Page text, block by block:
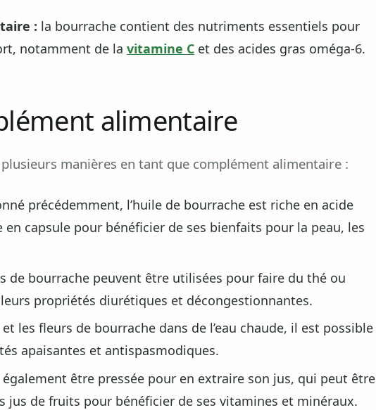
: la bourrache contient des nutriments essentiels pour
notamment de lavitamine C et des acides gras oméga-6.
alimentaire
manières en tant que complément alimentaire :
précédemment, l’huile de bourrache est riche en acide
capsule pour bénéficier de ses bienfaits pour la peau, les
de bourrache peuvent être utilisées pour faire du thé ou
propriétés diurétiques et décongestionnantes.
les fleurs de bourrache dans de l’eau chaude, il est possible
apaisantes et antispasmodiques.
être pressée pour en extraire son jus, qui peut être
jus de fruits pour bénéficier de ses vitamines et minéraux.